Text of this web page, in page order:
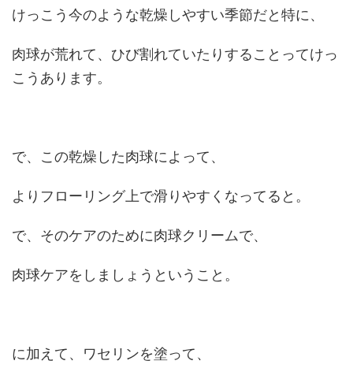
けっこう今のような乾燥しやすい季節だと特に、
肉球が荒れて、ひび割れていたりすることってけっ
こうあります。
で、この乾燥した肉球によって、
よりフローリング上で滑りやすくなってると。
で、そのケアのために肉球クリームで、
肉球ケアをしましょうということ。
に加えて、ワセリンを塗って、